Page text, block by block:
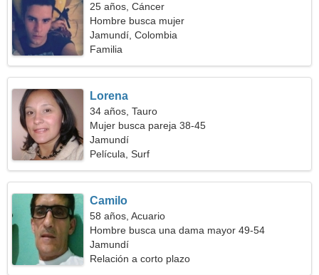
25 años, Cáncer
Hombre busca mujer
Jamundí, Colombia
Familia
Lorena
34 años, Tauro
Mujer busca pareja 38-45
Jamundí
Película, Surf
Camilo
58 años, Acuario
Hombre busca una dama mayor 49-54
Jamundí
Relación a corto plazo